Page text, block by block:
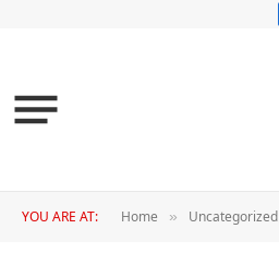
YOU ARE AT: Home » Uncategorized